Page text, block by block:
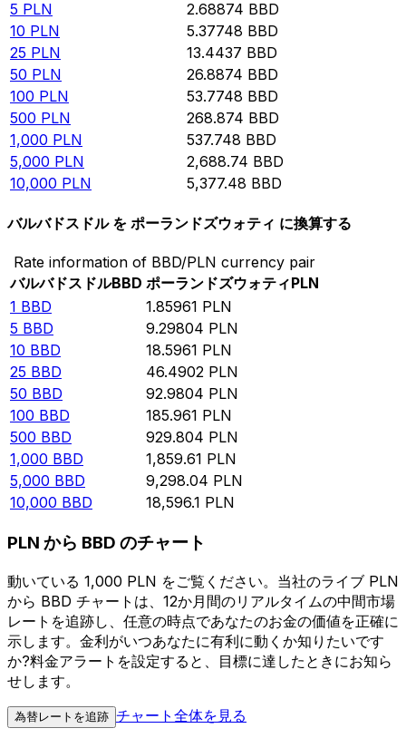
5 PLN 2.68874 BBD
10 PLN 5.37748 BBD
25 PLN 13.4437 BBD
50 PLN 26.8874 BBD
100 PLN 53.7748 BBD
500 PLN 268.874 BBD
1,000 PLN 537.748 BBD
5,000 PLN 2,688.74 BBD
10,000 PLN 5,377.48 BBD
バルバドスドル を ポーランドズウォティ に換算する
Rate information of BBD/PLN currency pair
バルバドスドルBBD ポーランドズウォティPLN
1 BBD 1.85961 PLN
5 BBD 9.29804 PLN
10 BBD 18.5961 PLN
25 BBD 46.4902 PLN
50 BBD 92.9804 PLN
100 BBD 185.961 PLN
500 BBD 929.804 PLN
1,000 BBD 1,859.61 PLN
5,000 BBD 9,298.04 PLN
10,000 BBD 18,596.1 PLN
PLN から BBD のチャート
動いている 1,000 PLN をご覧ください。当社のライブ PLN
から BBD チャートは、12か月間のリアルタイムの中間市場
レートを追跡し、任意の時点であなたのお金の価値を正確に
示します。金利がいつあなたに有利に動くか知りたいです
か?料金アラートを設定すると、目標に達したときにお知ら
せします。
為替レートを追跡 チャート全体を見る